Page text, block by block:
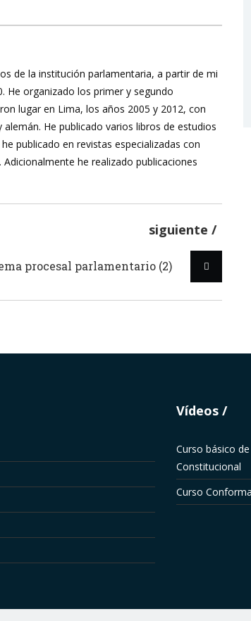
de la institución parlamentaria, a partir de mi
He organizado los primer y segundo
lugar en Lima, los años 2005 y 2012, con
He publicado varios libros de estudios
publicado en revistas especializadas con
he realizado publicaciones
siguiente
procesal parlamentario (2)
Vídeos
Curso básico
Constitucional
Curso